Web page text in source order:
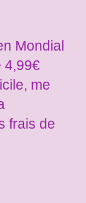
Mondial
4,99€
me
frais de